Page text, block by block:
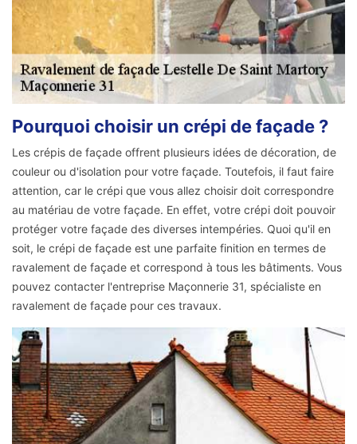
Pourquoi choisir un crépi de façade ?
Les crépis de façade offrent plusieurs idées de décoration, de
couleur ou d'isolation pour votre façade. Toutefois, il faut faire
attention, car le crépi que vous allez choisir doit correspondre
au matériau de votre façade. En effet, votre crépi doit pouvoir
protéger votre façade des diverses intempéries. Quoi qu'il en
soit, le crépi de façade est une parfaite finition en termes de
ravalement de façade et correspond à tous les bâtiments. Vous
pouvez contacter l'entreprise Maçonnerie 31, spécialiste en
ravalement de façade pour ces travaux.